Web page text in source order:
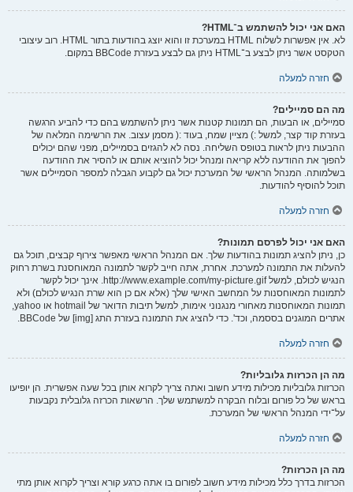
האם אני יכול להשתמש ב־HTML?
לא. אין אפשרות לשלוח HTML במערכת זו והוא יוצג בהודעות בתור HTML. רוב עיצובי
הטקסט אשר ניתן לבצע ב־HTML ניתן גם לבצע בעזרת BBCode במקום.
חזרה למעלה
מה הם סמיילים?
סמיילים, או הבעות, הם תמונות קטנות אשר ניתן להשתמש בהם כדי להביע הרגשה
בעזרת קוד קצר, למשל :) מציין שמח, בעוד :( מסמן עצוב. את הרשימה המלאה של
ההבעות ניתן לראות בטופס השליחה. נסה לא להגזים בסמיילים, מפני שהם יכולים
להפוך את ההודעה ללא קריאה ומנהל יכול להוציא אותם או להסיר את ההודעה
בשלמותה. המנהל הראשי של המערכת יכול גם לקבוע הגבלה למספר הסמיילים אשר
תוכל להוסיף להודעות.
חזרה למעלה
האם אני יכול לפרסם תמונות?
כן, ניתן להציג תמונות בהודעות שלך. אם המנהל הראשי מאפשר צירוף קבצים, תוכל גם
להעלות את התמונה למערכת. אחרת, אתה חייב לקשר לתמונה המאוחסנת בשרת רחוק
הנגיש לכולם, למשל http://www.example.com/my-picture.gif. אינך יכול לקשר
לתמונות המאוחסנות על המחשב האישי שלך (אלא אם כן הוא שרת הנגיש לכולם) ולא
תמונות המאוחסנות מאחורי מנגנוני אימות, למשל תיבות הדואר של hotmail או yahoo,
אתרים המוגנים בססמה, וכד'. כדי להציג את התמונה בעזרת התג [img] של BBCode.
חזרה למעלה
מה הן הכרזות גלובליות?
הכרזות גלובליות מכילות מידע חשוב ואתה צריך לקרוא אותן בכל שעה אפשרית. הן יופיעו
בראש של כל פורום ובלוח הבקרה למשתמש שלך. הרשאות הכרזה גלובלית נקבעות
על־ידי המנהל הראשי של המערכת.
חזרה למעלה
מה הן הכרזות?
הכרזות בדרך כלל מכילות מידע חשוב לפורום בו אתה כרגע קורא וצריך לקרוא אותן מתי